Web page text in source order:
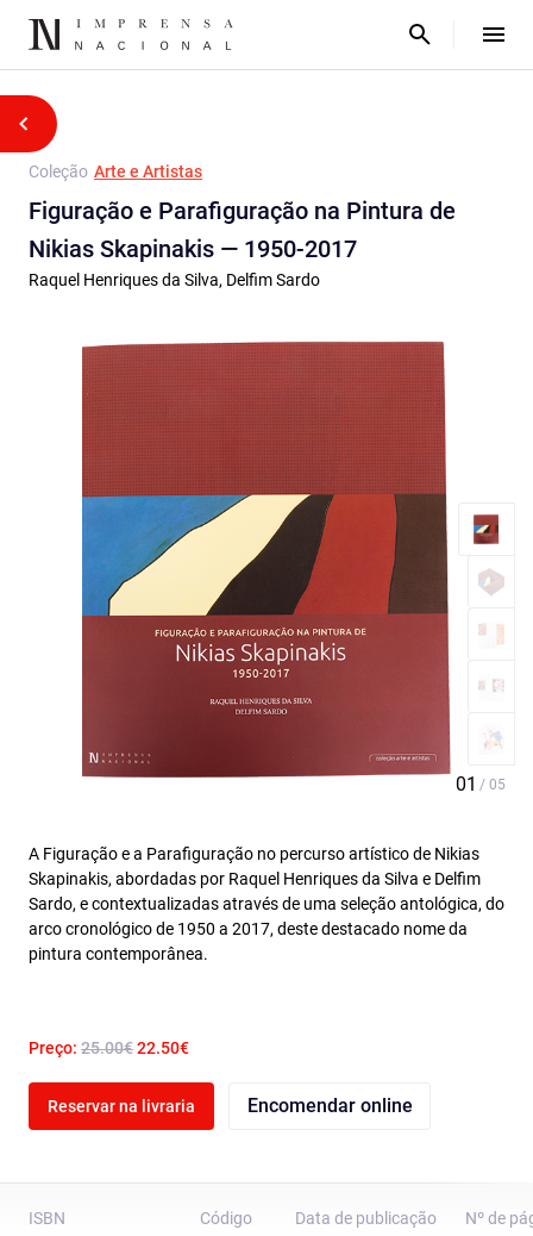
Coleção Arte e Artistas
Figuração e Parafiguração na Pintura de
Nikias Skapinakis — 1950-2017
Raquel Henriques da Silva, Delfim Sardo
A Figuração e a Parafiguração no percurso artístico de Nikias
Skapinakis, abordadas por Raquel Henriques da Silva e Delfim
Sardo, e contextualizadas através de uma seleção antológica, do
arco cronológico de 1950 a 2017, deste destacado nome da
pintura contemporânea.
Preço: 25.00€22.50€
Reservar na livraria Encomendar online
ISBN
Código
Data de publicação
Nº de